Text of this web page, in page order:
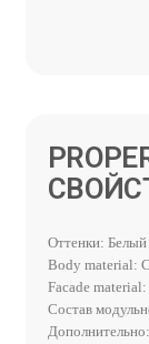
Оттенки:
Body material:
Facade
Состав